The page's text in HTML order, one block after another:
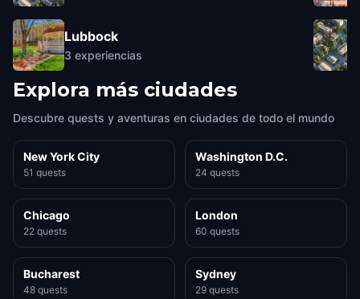
Lubbock
3 experiencias
Explora más ciudades
Descubre quests y aventuras en ciudades de todo el mundo
New York City
51 quests
Washington D.C.
24 quests
Chicago
22 quests
London
60 quests
Bucharest
48 quests
Sydney
29 quests